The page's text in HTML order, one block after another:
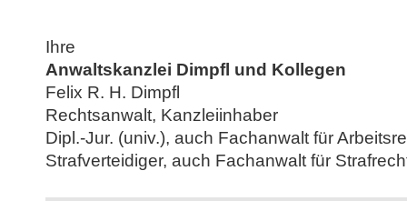
Ihre
Anwaltskanzlei Dimpfl und Kollegen
Felix R. H. Dimpfl
Rechtsanwalt, Kanzleiinhaber
Dipl.-Jur. (univ.), auch Fachanwalt für
Strafverteidiger, auch Fachanwalt für